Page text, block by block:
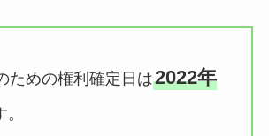
ための権利確定日は2022年